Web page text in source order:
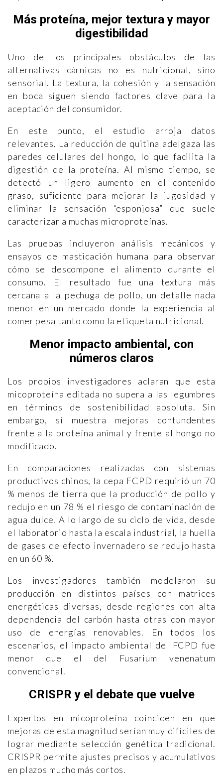
Más proteína, mejor textura y mayor
digestibilidad
Uno de los principales obstáculos de las
alternativas cárnicas no es nutricional, sino
sensorial. La textura, la cohesión y la sensación
en boca siguen siendo factores clave para la
aceptación del consumidor.
En este punto, el estudio arroja datos
relevantes. La reducción de quitina adelgaza las
paredes celulares del hongo, lo que facilita la
digestión de la proteína. Al mismo tiempo, se
detectó un ligero aumento en el contenido
graso, suficiente para mejorar la jugosidad y
eliminar la sensación “esponjosa” que suele
caracterizar a muchas microproteínas.
Las pruebas incluyeron análisis mecánicos y
ensayos de masticación humana para observar
cómo se descompone el alimento durante el
consumo. El resultado fue una textura más
cercana a la pechuga de pollo, un detalle nada
menor en un mercado donde la experiencia al
comer pesa tanto como la etiqueta nutricional.
Menor impacto ambiental, con
números claros
Los propios investigadores aclaran que esta
micoproteína editada no supera a las legumbres
en términos de sostenibilidad absoluta. Sin
embargo, sí muestra mejoras contundentes
frente a la proteína animal y frente al hongo no
modificado.
En comparaciones realizadas con sistemas
productivos chinos, la cepa FCPD requirió un 70
% menos de tierra que la producción de pollo y
redujo en un 78 % el riesgo de contaminación de
agua dulce. A lo largo de su ciclo de vida, desde
el laboratorio hasta la escala industrial, la huella
de gases de efecto invernadero se redujo hasta
en un 60 %.
Los investigadores también modelaron su
producción en distintos países con matrices
energéticas diversas, desde regiones con alta
dependencia del carbón hasta otras con mayor
uso de energías renovables. En todos los
escenarios, el impacto ambiental del FCPD fue
menor que el del Fusarium venenatum
convencional.
CRISPR y el debate que vuelve
Expertos en micoproteína coinciden en que
mejoras de esta magnitud serían muy difíciles de
lograr mediante selección genética tradicional.
CRISPR permite ajustes precisos y acumulativos
en plazos mucho más cortos.